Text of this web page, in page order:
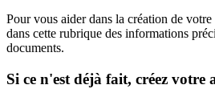
Pour vous aider dans la création de
dans cette rubrique des informations
documents.
Si ce n'est déjà fait, créez votre